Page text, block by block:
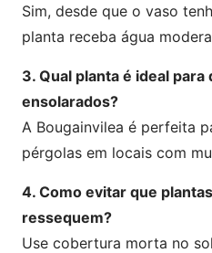
Sim, desde que o vaso
planta receba água
3. Qual planta é ideal
ensolarados?
A Bougainvilea é perfeita
pérgolas em locais com
4. Como evitar que
ressequem?
Use cobertura morta no